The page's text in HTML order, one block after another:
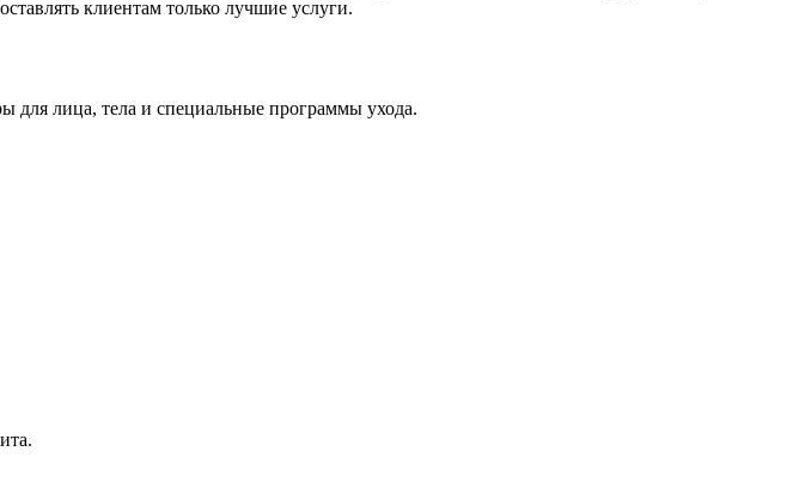
клиентам только лучшие услуги.
для лица, тела и специальные программы ухода.